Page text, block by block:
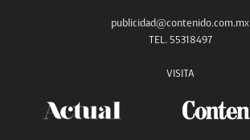
publicidad@contenido.com.mx
TEL. 55318497
VISITA